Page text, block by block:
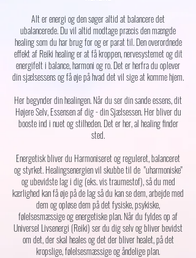
Alt er energi og den søger altid at balancere det
ubalancerede. Du vil altid modtage præcis den mængde
healing som du har brug for og er parat til. Den overordnede
effekt af Reiki healing er at få kroppen, nervesystemet og dit
energifelt i balance, harmoni og ro. Det er herfra du oplever
din sjælsessens og få øje på hvad det vil sige at komme hjem.
Her begynder din healingen. Når du ser din sande essens, dit
Højere Selv, Essensen af dig - din Sjælsessen. Her bliver du
booste ind i nuet og stilheden. Det er her, al healing finder
sted.
Energetisk bliver du Harmoniseret og reguleret, balanceret
og styrket. Healingsenergien vil skubbe til de "uharmoniske"
og ubevidste lag i dig (eks. vis traumestof), så du med
kærlighed kan få øje på de lag så du kan se dem, arbejde med
dem og opløse dem på det fysiske, psykiske,
følelsesmæssige og energetiske plan. Når du fyldes op af
Universel Livsenergi (Reiki) ser du dig selv og bliver bevidst
om det, der skal heales og det der bliver healet, på det
kropslige, følelsesmæssige og åndelige plan.